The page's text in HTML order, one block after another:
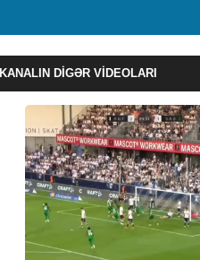
KANALIN DIGƏR VIDEOLARI